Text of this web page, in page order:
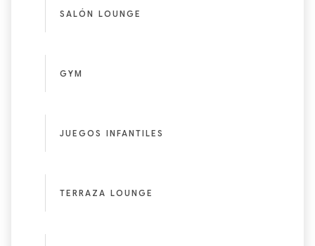
SALÓN LOUNGE
GYM
JUEGOS INFANTILES
TERRAZA LOUNGE